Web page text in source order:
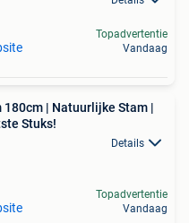
Topadvertentie
Vandaag
180cm | Natuurlijke Stam |
Stuks!
Details
Topadvertentie
Vandaag